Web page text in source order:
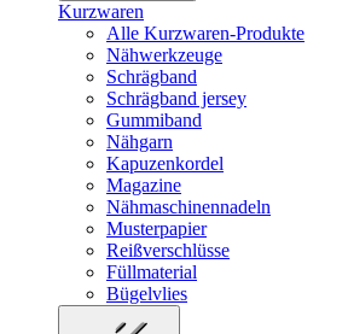
Kurzwaren
Alle Kurzwaren-Produkte
Nähwerkzeuge
Schrägband
Schrägband jersey
Gummiband
Nähgarn
Kapuzenkordel
Magazine
Nähmaschinennadeln
Musterpapier
Reißverschlüsse
Füllmaterial
Bügelvlies